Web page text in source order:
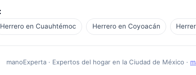
Herrero en Cuauhtémoc Herrero en Coyoacán
manoExperta · Expertos del hogar en la Ciudad de México ·